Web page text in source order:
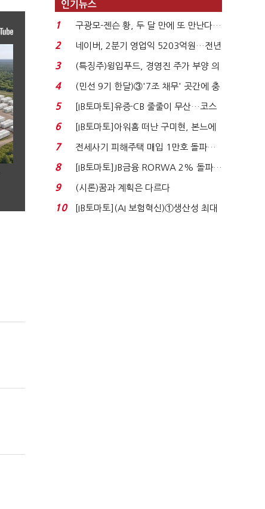
인기뉴스
1
구광모-젠슨 황, 두 달 만에 또 만난다…
로봇·AI 등 논...
2
네이버, 2분기 영업익 5203억원…전년
비 0.2% 감소...
3
(특징주)윙입푸드, 경영진 주가 부양 의
지에 상한가...
4
(민선 9기 한달)③'7조 채무' 곳간에 충
격…추미애, 20년...
5
[IB토마토]유증·CB 줄줄이 무산…코스
닥 벌점 급증에 ...
6
[IB토마토]아워홈 떠난 구미현, 본느에
340억 베팅…가...
7
전세사기 피해주택 매입 1만호 돌파…
누적 피해자 4만2...
8
[IB토마토]JB금융 RORWA 2% 돌파…
실적 견인은 은행 ...
9 (시론)꿈과 계획은 다르다
10
[IB토마토](AI 보험혁신)①생산성 최대